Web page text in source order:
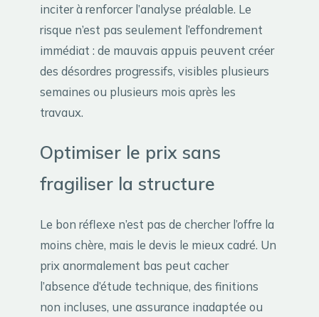
inciter à renforcer l’analyse préalable. Le
risque n’est pas seulement l’effondrement
immédiat : de mauvais appuis peuvent créer
des désordres progressifs, visibles plusieurs
semaines ou plusieurs mois après les
travaux.
Optimiser le prix sans
fragiliser la structure
Le bon réflexe n’est pas de chercher l’offre la
moins chère, mais le devis le mieux cadré. Un
prix anormalement bas peut cacher
l’absence d’étude technique, des finitions
non incluses, une assurance inadaptée ou